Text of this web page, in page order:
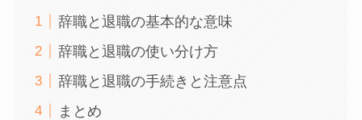
辞職と退職の基本的な意味
辞職と退職の使い分け方
辞職と退職の手続きと注意点
まとめ